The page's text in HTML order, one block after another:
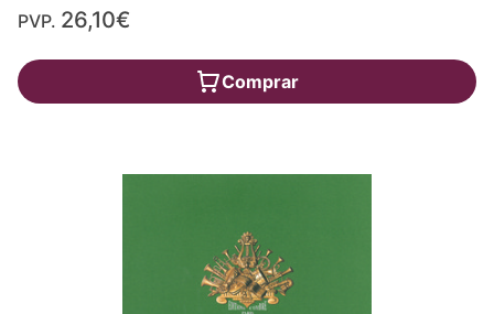
PVP. 26,10€
Comprar